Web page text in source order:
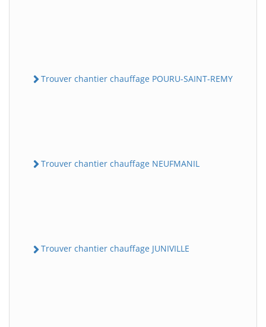
Trouver chantier chauffage POURU-SAINT-REMY
Trouver chantier chauffage NEUFMANIL
Trouver chantier chauffage JUNIVILLE